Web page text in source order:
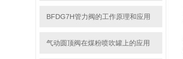
BFDG7H管力阀的工作原理和应用
气动圆顶阀在煤粉喷吹罐上的应用